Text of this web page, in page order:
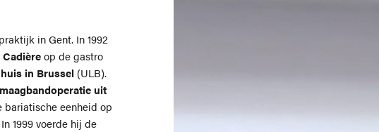
in Gent. In 1992
op de gastro
in Brussel (ULB).
uit
bariatische eenheid op
1999 voerde hij de